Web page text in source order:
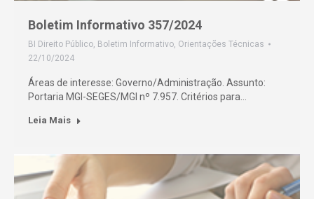
Boletim Informativo 357/2024
BI Direito Público, Boletim Informativo, Orientações Técnicas
22/10/2024
Áreas de interesse: Governo/Administração. Assunto:
Portaria MGI-SEGES/MGI nº 7.957. Critérios para…
Leia Mais